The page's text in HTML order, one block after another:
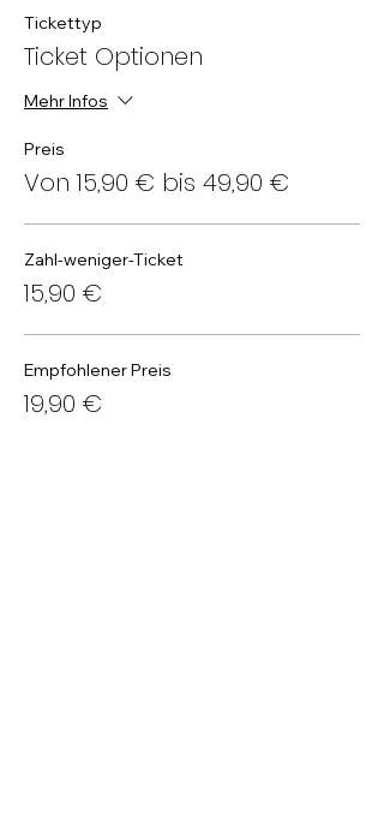
Tickettyp
Ticket Optionen
Mehr Infos
Preis
Von 15,90 € bis 49,90 €
Zahl-weniger-Ticket
15,90 €
Empfohlener Preis
19,90 €